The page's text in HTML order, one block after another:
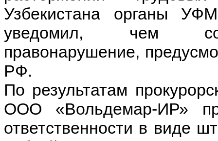
Узбекистана органы
уведомил, чем
правонарушение,
РФ.
По результатам
ООО «Вольдемар-ИР»
ответственности в виде